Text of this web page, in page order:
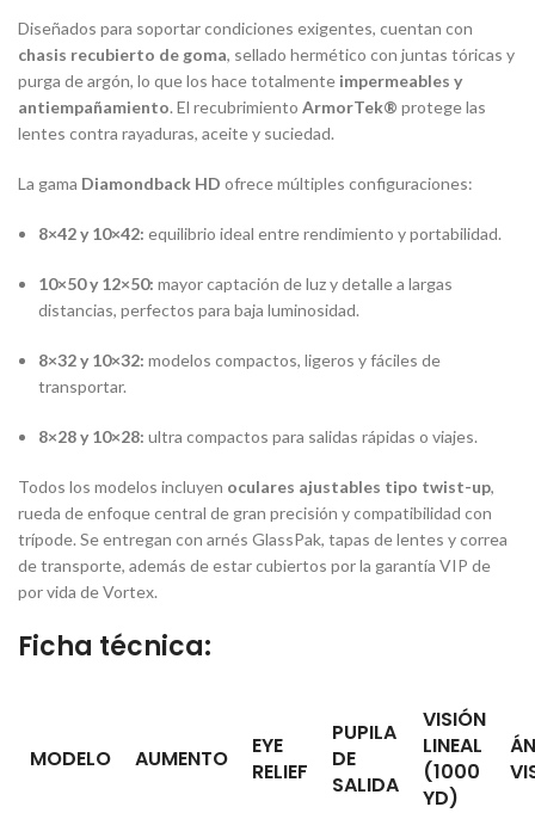
Diseñados para soportar condiciones exigentes, cuentan con
chasis recubierto de goma, sellado hermético con juntas tóricas y
purga de argón, lo que los hace totalmente impermeables y
antiempañamiento. El recubrimiento ArmorTek® protege las
lentes contra rayaduras, aceite y suciedad.
La gama Diamondback HD ofrece múltiples configuraciones:
8×42 y 10×42: equilibrio ideal entre rendimiento y portabilidad.
10×50 y 12×50: mayor captación de luz y detalle a largas
distancias, perfectos para baja luminosidad.
8×32 y 10×32: modelos compactos, ligeros y fáciles de
transportar.
8×28 y 10×28: ultra compactos para salidas rápidas o viajes.
Todos los modelos incluyen oculares ajustables tipo twist-up,
rueda de enfoque central de gran precisión y compatibilidad con
trípode. Se entregan con arnés GlassPak, tapas de lentes y correa
de transporte, además de estar cubiertos por la garantía VIP de
por vida de Vortex.
Ficha técnica:
MODELO AUMENTO
EYE
RELIEF
PUPILA
DE
SALIDA
VISIÓN
LINEAL
(1000
YD)